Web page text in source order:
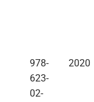
978-
623-
02-
2020